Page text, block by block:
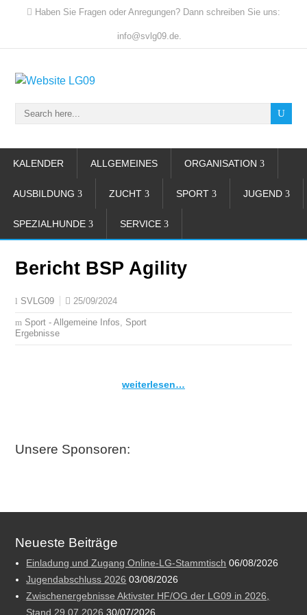
Haben Sie Fragen oder Anregungen? Dann schreiben Sie uns:
info@svlg09.de.
KALENDER ALLGEMEINES ORGANISATION
AUSBILDUNG ZUCHT SPORT JUGEND
SPEZIALHUNDE SERVICE
Bericht BSP Agility
SVLG09 25/09/2024
Sport - Allgemeine Infos, Sport
Ergebnisse
weiterlesen…
Unsere Sponsoren:
Neueste Beiträge
Einladung und Zugang Online-LG-Stammtisch 06/08/2026
Jugendabschluss 2026 03/08/2026
Zwischenergebnisse Aktivster HF/OG der LG09 in 2026,
Stand 29.07.2026 30/07/2026